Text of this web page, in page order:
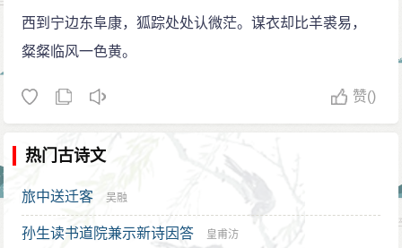
西到宁边东阜康，狐踪处处认微茫。谋衣却比羊裘易，
粲粲临风一色黄。
赞()
热门古诗文
旅中送迁客 吴融
孙生读书道院兼示新诗因答 皇甫汸